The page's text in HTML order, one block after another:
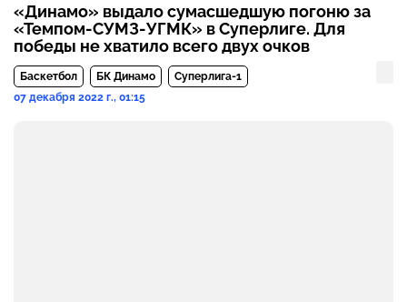
«Динамо» выдало сумасшедшую погоню за
«Темпом-СУМЗ-УГМК» в Суперлиге. Для
победы не хватило всего двух очков
Баскетбол БК Динамо
Суперлига-1
07 декабря 2022 г., 01:15